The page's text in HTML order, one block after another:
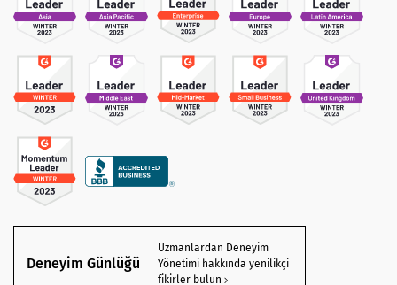
Deneyim Günlüğü
Uzmanlardan Deneyim
Yönetimi hakkında yenilikçi
fikirler bulun